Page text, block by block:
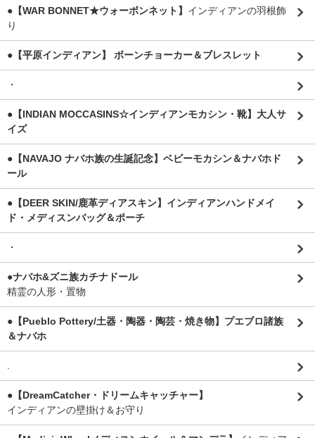
●【WAR BONNET★ウォーボンネット】 インディアンの羽根飾
り
●【平原インディアン】 ボーンチョーカー＆ブレスレット
・
●【INDIAN MOCCASINS☆インディアンモカシン・靴】大人サ
イズ
●【NAVAJO ナバホ族の生誕記念】ベビーモカシン＆ナバホド
ール
●【DEER SKIN/鹿革ディアスキン】インディアンハンドメイ
ド・メディスンバッグ＆ポーチ
・
●ナバホ&ズニ族カチナドール
精霊の人形・置物
●【Pueblo Pottery/土器・陶器・陶芸・焼き物】プエブロ諸族
＆ナバホ
●【DreamCatcher・ドリームキャッチャー】
インディアンの壁掛け＆お守り